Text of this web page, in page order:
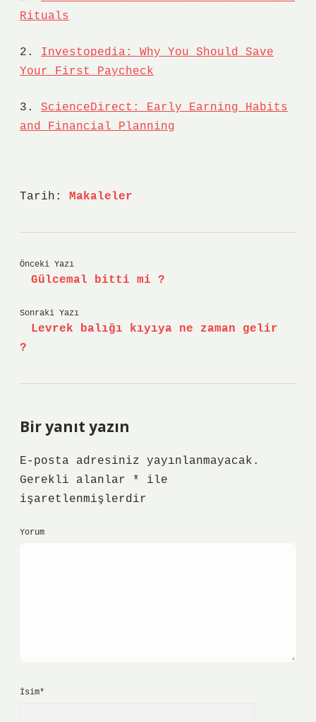
Rituals
2. Investopedia: Why You Should Save
Your First Paycheck
3. ScienceDirect: Early Earning Habits
and Financial Planning
Tarih: Makaleler
Önceki Yazı
Gülcemal bitti mi ?
Sonraki Yazı
Levrek balığı kıyıya ne zaman gelir
?
Bir yanıt yazın
E-posta adresiniz yayınlanmayacak.
Gerekli alanlar
*
ile
işaretlenmişlerdir
Yorum
İsim*